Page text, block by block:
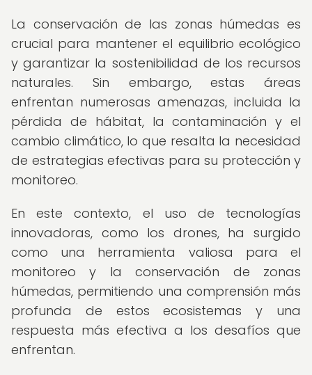
La conservación de las zonas húmedas es
crucial para mantener el equilibrio ecológico
y garantizar la sostenibilidad de los recursos
naturales. Sin embargo, estas áreas
enfrentan numerosas amenazas, incluida la
pérdida de hábitat, la contaminación y el
cambio climático, lo que resalta la necesidad
de estrategias efectivas para su protección y
monitoreo.
En este contexto, el uso de tecnologías
innovadoras, como los drones, ha surgido
como una herramienta valiosa para el
monitoreo y la conservación de zonas
húmedas, permitiendo una comprensión más
profunda de estos ecosistemas y una
respuesta más efectiva a los desafíos que
enfrentan.